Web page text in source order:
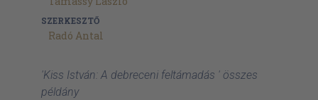
SZERKESZTŐ
Radó Antal
'Kiss István: A debreceni feltámadás ' összes
példány